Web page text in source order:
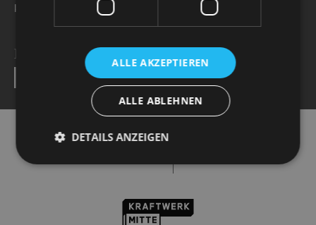
karten@staatsoperette.de
NEWSLETTER
SEND
ALLE AKZEPTIEREN
ALLE ABLEHNEN
DETAILS ANZEIGEN